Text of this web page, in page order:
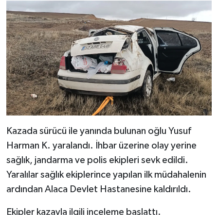
Kazada sürücü ile yanında bulunan oğlu Yusuf
Harman K. yaralandı. İhbar üzerine olay yerine
sağlık, jandarma ve polis ekipleri sevk edildi.
Yaralılar sağlık ekiplerince yapılan ilk müdahalenin
ardından Alaca Devlet Hastanesine kaldırıldı.
Ekipler kazayla ilgili inceleme başlattı.